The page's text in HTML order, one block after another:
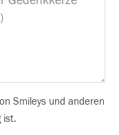
Smileys und anderen
ist.